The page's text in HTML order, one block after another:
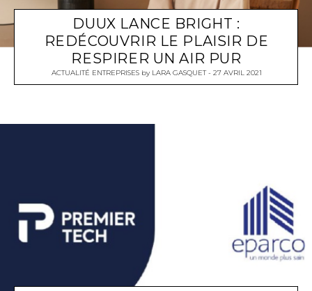
DUUX LANCE BRIGHT :
REDÉCOUVRIR LE PLAISIR DE
RESPIRER UN AIR PUR
ACTUALITÉ ENTREPRISESby LARA GASQUET 27 AVRIL 2021